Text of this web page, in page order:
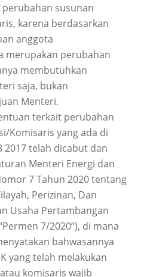
susunan
karena berdasarkan
anggota
merupakan perubahan
membutuhkan
saja, bukan
Menteri.
terkait perubahan
Komisaris yang ada di
2017 telah dicabut dan
Menteri Energi dan
7 Tahun 2020 tentang
Perizinan, Dan
Usaha Pertambangan
7/2020”), di mana
bahwasannya
yang telah melakukan
komisaris wajib